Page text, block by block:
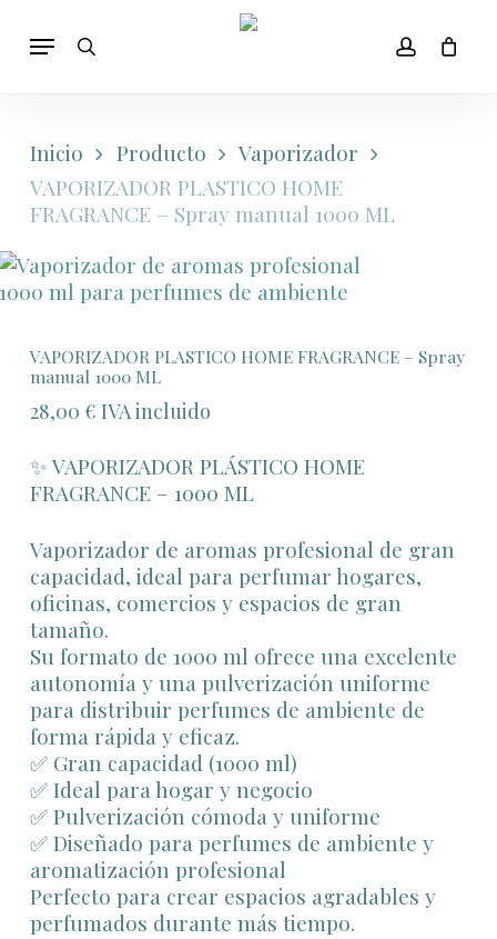
search account
Menu
Inicio Producto
Vaporizador
VAPORIZADOR PLASTICO HOME
FRAGRANCE – Spray manual 1000 ML
VAPORIZADOR PLASTICO HOME FRAGRANCE – Spray
manual 1000 ML
28,00 € IVA incluido
✨ VAPORIZADOR PLÁSTICO HOME
FRAGRANCE – 1000 ML
Vaporizador de aromas profesional de gran
capacidad, ideal para perfumar hogares,
oficinas, comercios y espacios de gran
tamaño.
Su formato de 1000 ml ofrece una excelente
autonomía y una pulverización uniforme
para distribuir perfumes de ambiente de
forma rápida y eficaz.
✅ Gran capacidad (1000 ml)
✅ Ideal para hogar y negocio
✅ Pulverización cómoda y uniforme
✅ Diseñado para perfumes de ambiente y
aromatización profesional
Perfecto para crear espacios agradables y
perfumados durante más tiempo.